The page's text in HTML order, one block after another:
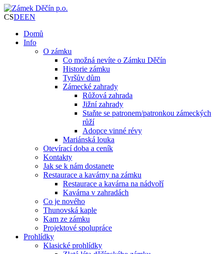
CSDEEN
Domů
Info
O zámku
Co možná nevíte o Zámku Děčín
Historie zámku
Tyršův dům
Zámecké zahrady
Růžová zahrada
Jižní zahrady
Staňte se patronem/patronkou zámeckých
růží
Adopce vinné révy
Mariánská louka
Otevírací doba a ceník
Kontakty
Jak se k nám dostanete
Restaurace a kavárny na zámku
Restaurace a kavárna na nádvoří
Kavárna v zahradách
Co je nového
Thunovská kaple
Kam ze zámku
Projektové spolupráce
Prohlídky
Klasické prohlídky